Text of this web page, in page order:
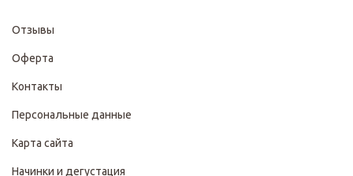
Отзывы
Оферта
Контакты
Персональные данные
Карта сайта
Начинки и дегустация